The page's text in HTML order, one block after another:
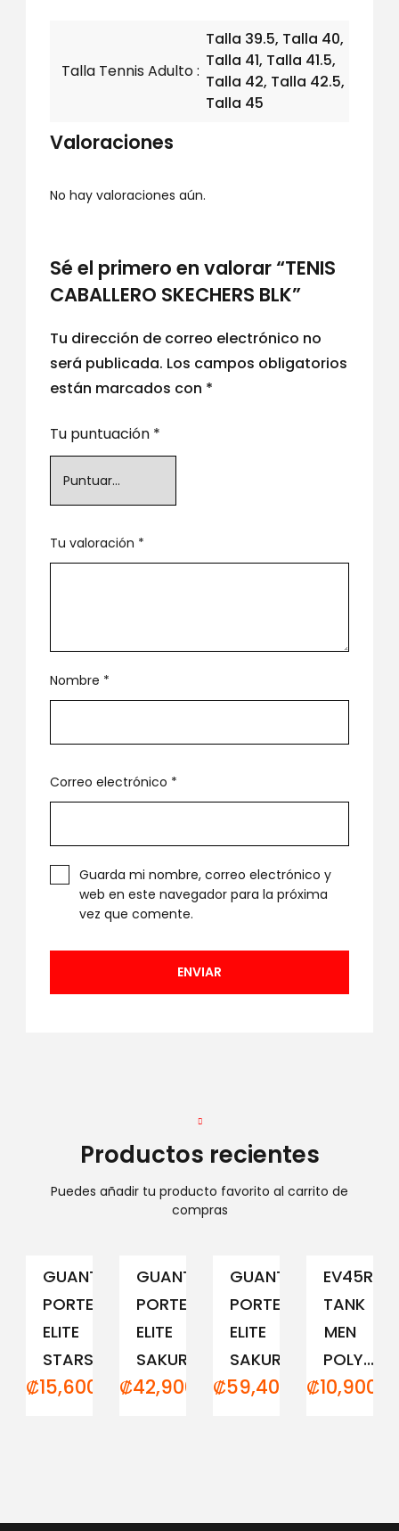
Talla Tennis Adulto
Talla 39.5, Talla 40,
Talla 41, Talla 41.5,
Talla 42, Talla 42.5,
Talla 45
Valoraciones
No hay valoraciones aún.
Sé el primero en valorar “TENIS
CABALLERO SKECHERS BLK”
Tu dirección de correo electrónico no
será publicada. Los campos obligatorios
están marcados con *
Tu puntuación *
Tu valoración *
Nombre *
Correo electrónico *
Guarda mi nombre, correo electrónico y
web en este navegador para la próxima
vez que comente.
Productos recientes
Puedes añadir tu producto favorito al carrito de
compras
GUANTE
PORTERO
ELITE
STARS
₡15,600.00
GUANTE
PORTERO
ELITE
SAKURA...
₡42,900.00
GUANTE
PORTERO
ELITE
SAKURA...
₡59,400.00
TANK
MEN
POLY...
₡